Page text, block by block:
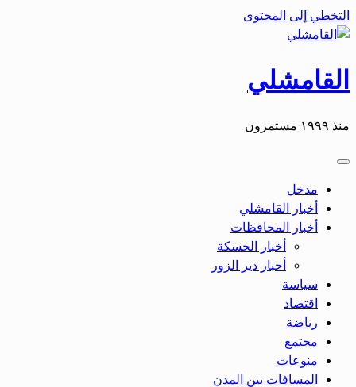
التخطي إلى المحتوى
القامشلي
منذ ١٩٩٩ مستمرون
مدخل
أخبار القامشلي
أخبار المحافظات
أخبار الحسكة
أحبار دير الزور
سياسة
اقتصاد
رياضة
مجتمع
منوعات
المسافات بين المدن